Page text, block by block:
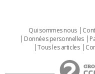
Qui sommes nous
Données personnelles
Tous les articles